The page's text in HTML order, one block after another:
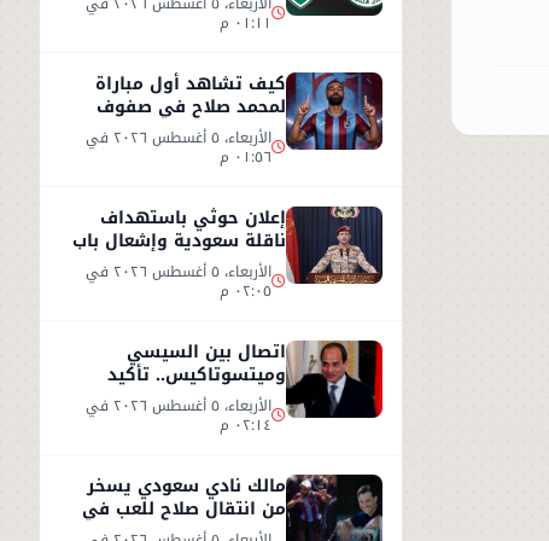
٠١:١١ م
كيف تشاهد أول مباراة
لمحمد صلاح في صفوف
طرابزون سبور التركي الأربعاء، ٥ أغسطس ٢٠٢٦ في
٠١:٥٦ م
إعلان حوثي باستهداف
ناقلة سعودية وإشعال باب
المندب الأربعاء، ٥ أغسطس ٢٠٢٦ في
٠٢:٠٥ م
اتصال بين السيسي
وميتسوتاكيس.. تأكيد
مصري على دعم اليونان بعد
حرائق الغابات الأربعاء، ٥ أغسطس ٢٠٢٦ في
٠٢:١٤ م
مالك نادي سعودي يسخر
من انتقال صلاح للعب في
تركيا ورفضه روشن